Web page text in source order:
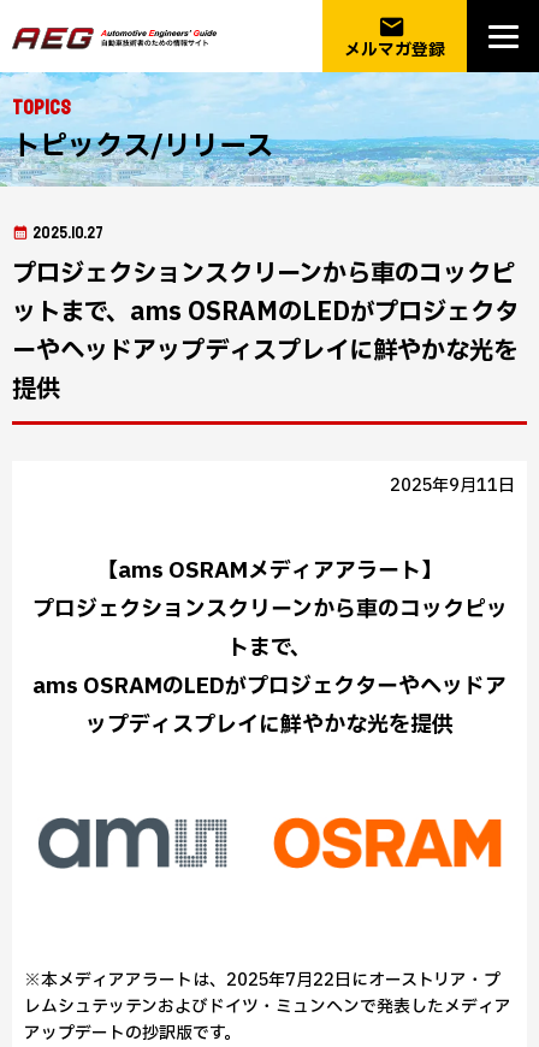
email
メルマガ登録
Topics
トピックス/リリース
2025.10.27
プロジェクションスクリーンから車のコックピ
ットまで、ams OSRAMのLEDがプロジェクタ
ーやヘッドアップディスプレイに鮮やかな光を
提供
2025年9月11日
【ams OSRAMメディアアラート】
プロジェクションスクリーンから車のコックピッ
トまで、
ams OSRAMのLEDがプロジェクターやヘッドア
ップディスプレイに鮮やかな光を提供
※本メディアアラートは、2025年7月22日にオーストリア・プ
レムシュテッテンおよびドイツ・ミュンヘンで発表したメディア
アップデートの抄訳版です。